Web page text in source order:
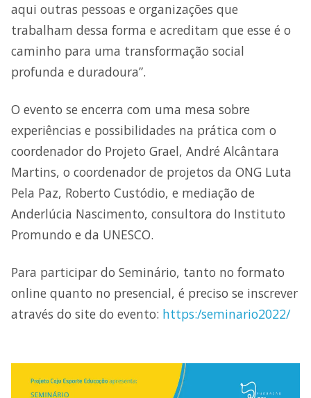
aqui outras pessoas e organizações que
trabalham dessa forma e acreditam que esse é o
caminho para uma transformação social
profunda e duradoura”.
O evento se encerra com uma mesa sobre
experiências e possibilidades na prática com o
coordenador do Projeto Grael, André Alcântara
Martins, o coordenador de projetos da ONG Luta
Pela Paz, Roberto Custódio, e mediação de
Anderlúcia Nascimento, consultora do Instituto
Promundo e da UNESCO.
Para participar do Seminário, tanto no formato
online quanto no presencial, é preciso se inscrever
através do site do evento: https:/seminario2022/